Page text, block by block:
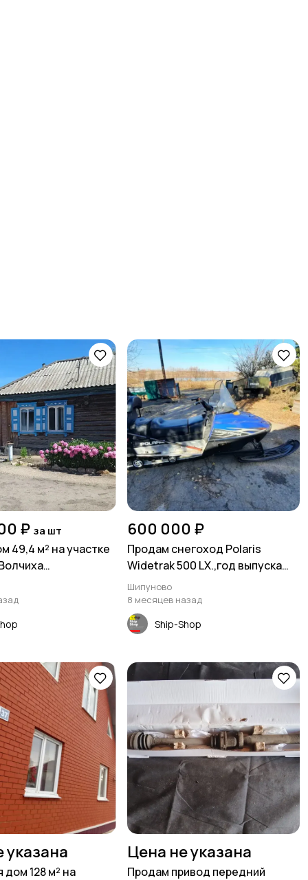
₽ за шт
49,4 м² на участке
600 000 ₽
Продам снегоход Polaris
Widetrak 500 LX.,год выпуска
2006. в Шипуново
Шипуново
8 месяцев назад
Ship-Shop
указана
128 м² на
Цена не указана
Продам привод передний